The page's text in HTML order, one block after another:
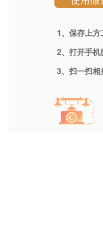
1、保存上
2、打开手机
3、扫一扫